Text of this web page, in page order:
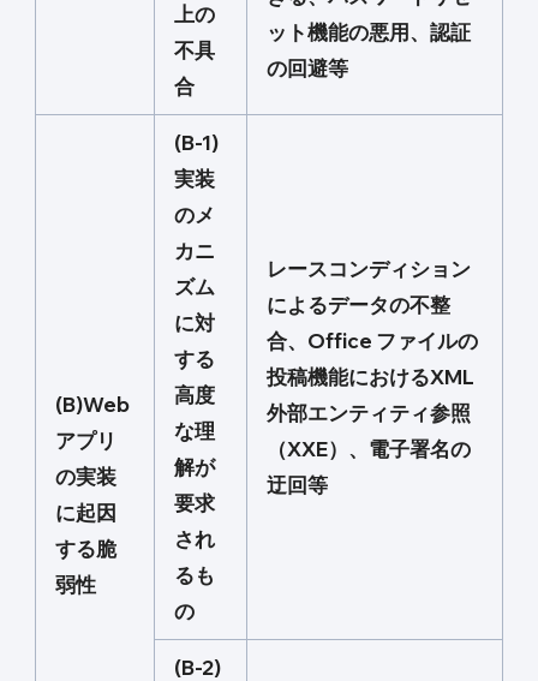
上の
不具
合
ット機能の悪用、認証
の回避等
(B)Web
アプリ
の実装
に起因
する脆
弱性
(B-1)
実装
のメ
カニ
ズム
に対
する
高度
な理
解が
要求
され
るも
の
レースコンディション
によるデータの不整
合、Office ファイルの
投稿機能におけるXML
外部エンティティ参照
（XXE）、電子署名の
迂回等
(B-2)